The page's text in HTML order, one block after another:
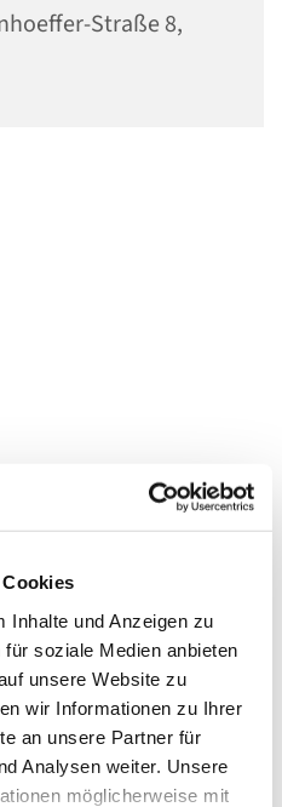
Inhalte und Anzeigen zu
soziale Medien anbieten
unsere Website zu
wir Informationen zu Ihrer
an unsere Partner für
Analysen weiter. Unsere
möglicherweise mit
Straße 8,
interessieren